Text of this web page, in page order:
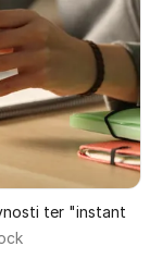
ter "instant